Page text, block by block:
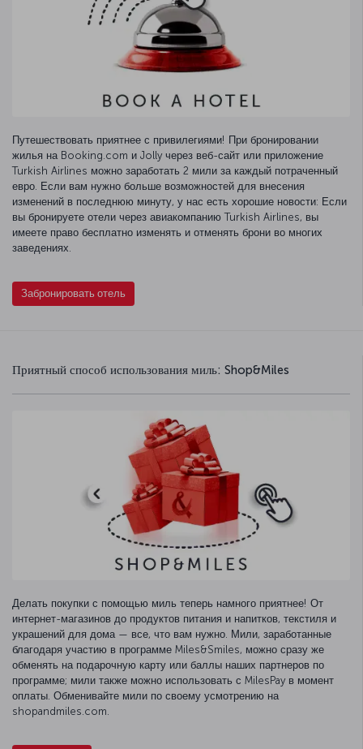
Путешествовать приятнее с привилегиями! При бронировании
жилья на Booking.com и Jolly через веб-сайт или приложение
Turkish Airlines можно заработать 2 мили за каждый потраченный
евро. Если вам нужно больше возможностей для внесения
изменений в последнюю минуту, у нас есть хорошие новости: Если
вы бронируете отели через авиакомпанию Turkish Airlines, вы
имеете право бесплатно изменять и отменять брони во многих
заведениях.
Забронировать отель
Приятный способ использования миль: Shop&Miles
Делать покупки с помощью миль теперь намного приятнее! От
интернет-магазинов до продуктов питания и напитков, текстиля и
украшений для дома — все, что вам нужно. Мили, заработанные
благодаря участию в программе Miles&Smiles, можно сразу же
обменять на подарочную карту или баллы наших партнеров по
программе; мили также можно использовать с MilesPay в момент
оплаты. Обменивайте мили по своему усмотрению на
shopandmiles.com.